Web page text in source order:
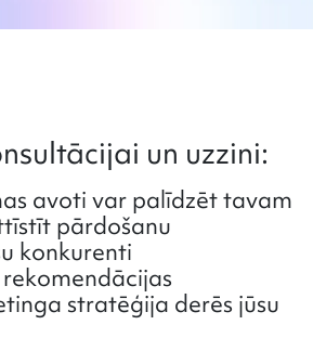
un uzzini:
avoti var palīdzēt tavam
pārdošanu
konkurenti
stratēģija derēs jūsu